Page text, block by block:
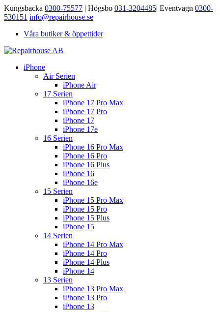
Kungsbacka 0300-75577 | Högsbo 031-3204485| Eventvagn 0300-
530151 info@repairhouse.se
Våra butiker & öppettider
iPhone
Air Serien
iPhone Air
17 Serien
iPhone 17 Pro Max
iPhone 17 Pro
iPhone 17
iPhone 17e
16 Serien
iPhone 16 Pro Max
iPhone 16 Pro
iPhone 16 Plus
iPhone 16
iPhone 16e
15 Serien
iPhone 15 Pro Max
iPhone 15 Pro
iPhone 15 Plus
iPhone 15
14 Serien
iPhone 14 Pro Max
iPhone 14 Pro
iPhone 14 Plus
iPhone 14
13 Serien
iPhone 13 Pro Max
iPhone 13 Pro
iPhone 13